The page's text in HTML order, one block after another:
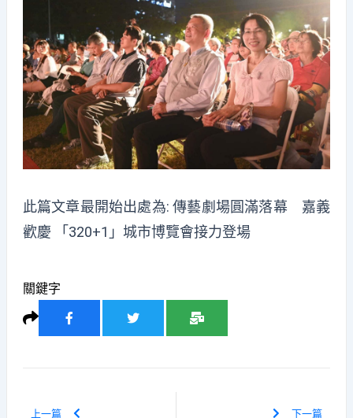
此篇文章最開始出處為:傳藝劇場圓滿落幕 嘉義
歡慶 「320+1」城市博覽會接力登場
關鍵字
上一篇 下一篇